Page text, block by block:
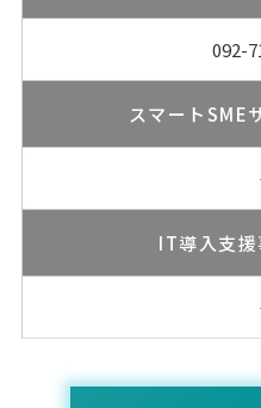
092-
スマートSME
IT導入支